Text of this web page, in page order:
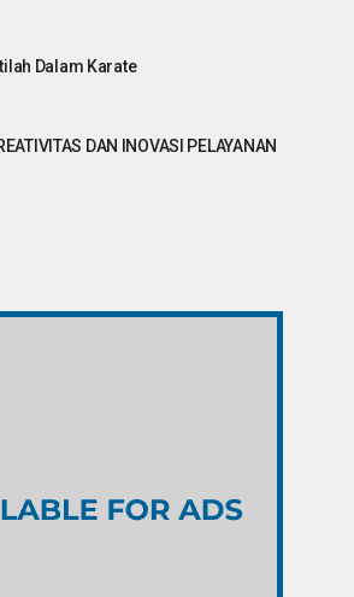
Dalam Karate
DAN INOVASI PELAYANAN